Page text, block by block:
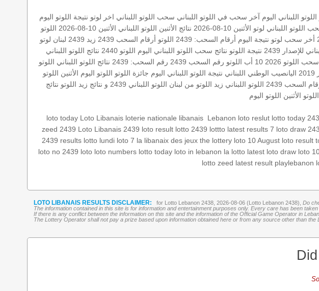
اللوتو اللبناني اليوم آخر سحب في اللوتو اللبناني سحب اللوتو اللبناني اخر لوتو نتيجة اللوتو اليوم
اللوتو اللبناني لوتو الأثنين 10-08-2026 نتائج الأثنين اللوتو اللبناني الأثنين 10-08-2026
اللوتو
أخر سحب لوتو نتيجة اليوم أرقام السحب: 2439 اللوتو أرقام السحب 2439 زيد 2439 لبنان لوتو
للإصدار 2439 نتيجة اللوتو نتائج سحب اللوتو اللبناني اليوم اللوتو 2440
نتائج اللوتو اللبناني
سحب اللوتو 2026 10 أب اللوتو رقم السحب 2439 رقم السحب: 2439 نتائج اللوتو اللبناني اللوتو
اليانصيب الوطني اللبناني نتيجة اللوتو اللبناني اليوم جائزة اللوتو اللوتو اليوم الأثنين اللوتو
السحب 2439 اللوتو اللبناني زيد اللوتو من لبنان اللوتو اللبناني 2439 و نتائج زيد اللوتو نتائج
الأثنين اللوتو اليوم
loto today Loto Libanais loterie nationale libanais Lebanon loto reslut lotto today
zeed 2439 Loto Libanais 2439 loto result lotto 2439 lottto latest results 7 loto draw
2439 results lotto lundi loto 7 la libanaix des jeux the lottery loto 10 August loto result
loto no 2439 loto loto numbers lotto today loto in lebanon la lotto latest loto draw loto
lotto zeed latest result playlebanon
LOTO LIBANAIS RESULTS DISCLAIMER: for Lotto Lebanon 2438, 2026-08-06 (Lotto Lebanon 2438), Do
The information contained in this site is for information and entertainment purposes only. Every care has been
If there is any conflict between the information on this site and the information of the Official Game Operator in
The Lottery Operator shall not pay a prize based upon information obtained here or from any source other than the